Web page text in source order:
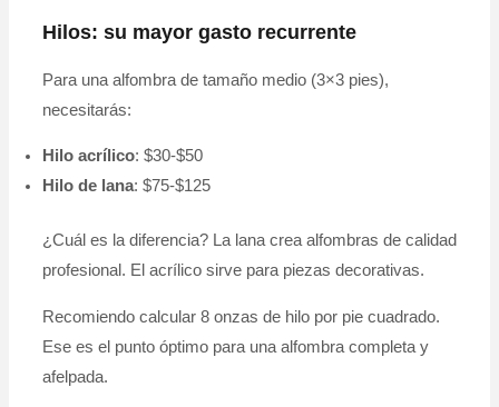
Hilos: su mayor gasto recurrente
Para una alfombra de tamaño medio (3×3 pies),
necesitarás:
Hilo acrílico: $30-$50
Hilo de lana: $75-$125
¿Cuál es la diferencia? La lana crea alfombras de calidad
profesional. El acrílico sirve para piezas decorativas.
Recomiendo calcular 8 onzas de hilo por pie cuadrado.
Ese es el punto óptimo para una alfombra completa y
afelpada.